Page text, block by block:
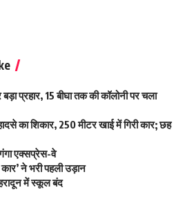
प्रहार, 15 बीघा तक की कॉलोनी पर चला
का शिकार, 250 मीटर खाई में गिरी कार; छह
गंगा एक्सप्रेस-वे
ने भरी पहली उड़ान
में स्कूल बंद